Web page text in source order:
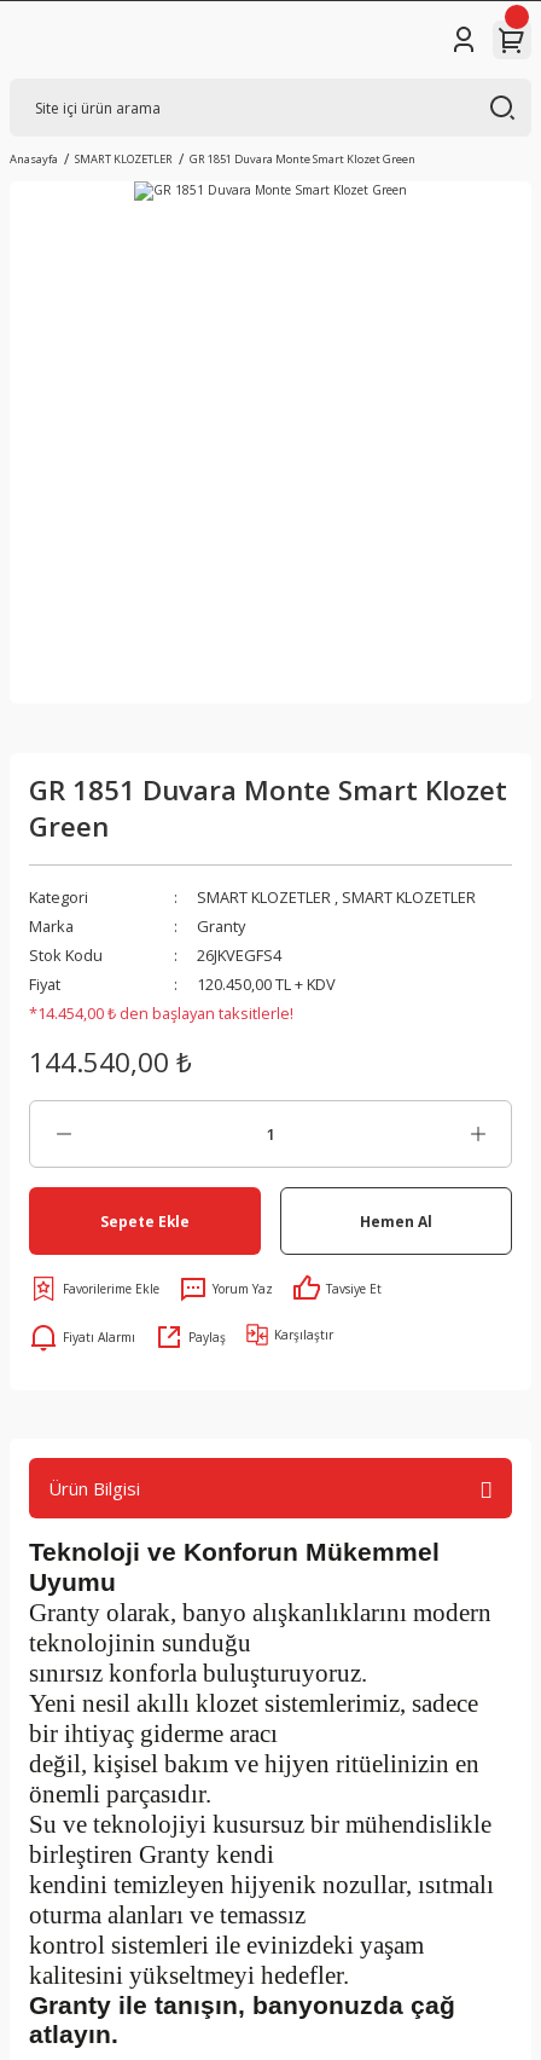
Anasayfa SMART KLOZETLER GR 1851 Duvara Monte Smart Klozet Green
GR 1851 Duvara Monte Smart Klozet
Green
Kategori SMART KLOZETLER , SMART KLOZETLER
Marka
Granty
Stok Kodu
26JKVEGFS4
Fiyat
120.450,00 TL + KDV
*14.454,00 ₺ den başlayan taksitlerle!
144.540,00 ₺
Sepete Ekle Hemen Al
Yorum Yaz Tavsiye Et
Fiyatı Alarmı Paylaş Karşılaştır
Ürün Bilgisi
Teknoloji ve Konforun Mükemmel
Uyumu
Granty olarak, banyo alışkanlıklarını modern
teknolojinin sunduğu
sınırsız konforla buluşturuyoruz.
Yeni nesil akıllı klozet sistemlerimiz, sadece
bir ihtiyaç giderme aracı
değil, kişisel bakım ve hijyen ritüelinizin en
önemli parçasıdır.
Su ve teknolojiyi kusursuz bir mühendislikle
birleştiren Granty kendi
kendini temizleyen hijyenik nozullar, ısıtmalı
oturma alanları ve temassız
kontrol sistemleri ile evinizdeki yaşam
kalitesini yükseltmeyi hedefler.
Granty ile tanışın, banyonuzda çağ
atlayın.